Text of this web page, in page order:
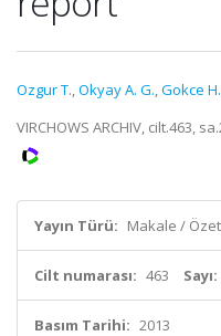
Ozgur T.,Okyay A. G.,Gokce H.
VIRCHOWS ARCHIV, cilt.463,
Yayın Türü: Makale / Özet
Cilt numarası: 463 Sayı:
Basım Tarihi: 2013